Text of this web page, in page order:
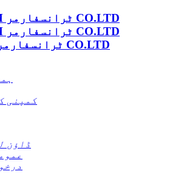
YUEQING JSM ٹرانسفارمر CO.LTD
کمپنی
ڈاؤن